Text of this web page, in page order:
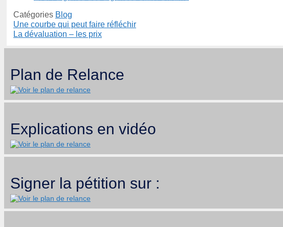
Catégories Blog
Une courbe qui peut faire réfléchir
La dévaluation – les prix
Plan de Relance
Explications en vidéo
Signer la pétition sur :